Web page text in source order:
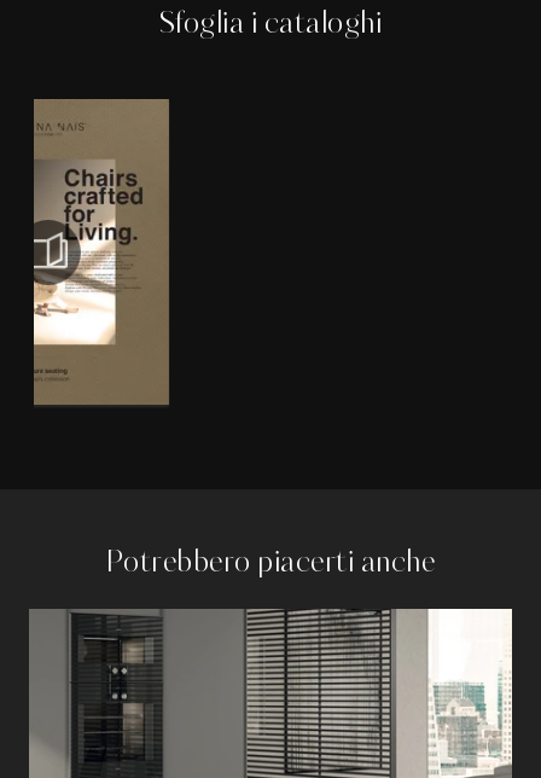
Sfoglia i cataloghi
Potrebbero piacerti anche